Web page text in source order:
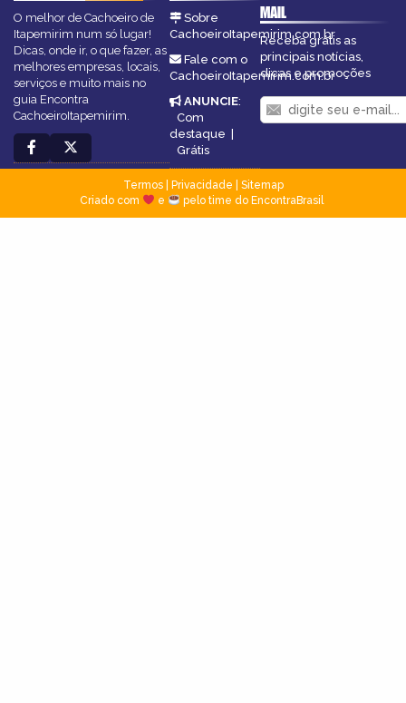
O melhor de Cachoeiro de
Itapemirim num só lugar!
Dicas, onde ir, o que fazer, as
melhores empresas, locais,
serviços e muito mais no
guia Encontra
CachoeiroItapemirim.
Sobre
CachoeiroItapemirim.com.br
Fale com o
CachoeiroItapemirim.com.br
ANUNCIE:
Com
destaque |
Grátis
MAIL
Receba grátis as
principais notícias,
dicas e promoções
Termos| Privacidade
Sitemap
Criado com
e pelo time do EncontraBrasil